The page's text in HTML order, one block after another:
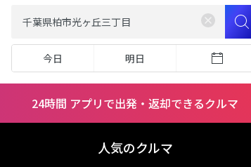
今日 明日
24時間 アプリで出発・返却できるクルマ
人気のクルマ